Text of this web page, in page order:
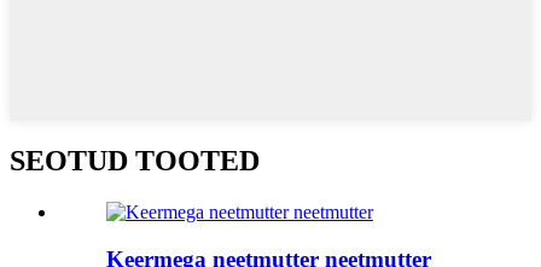
SEOTUD TOOTED
Keermega neetmutter neetmutter